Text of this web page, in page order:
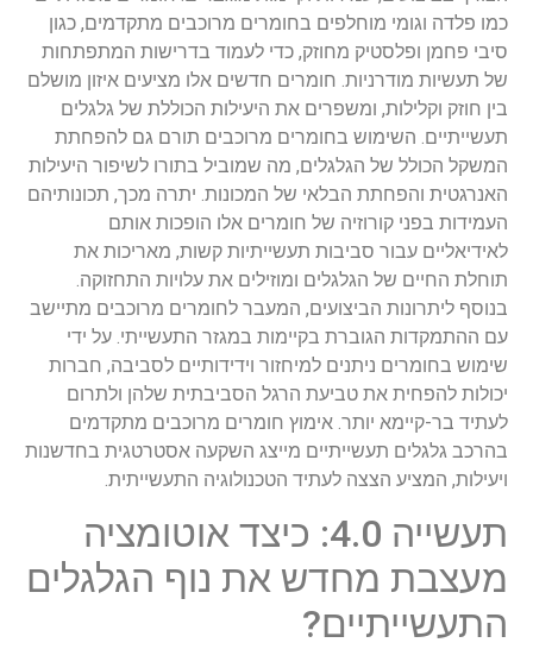
כמו פלדה וגומי מוחלפים בחומרים מרוכבים מתקדמים, כגון
סיבי פחמן ופלסטיק מחוזק, כדי לעמוד בדרישות המתפתחות
של תעשיות מודרניות. חומרים חדשים אלו מציעים איזון מושלם
בין חוזק וקלילות, ומשפרים את היעילות הכוללת של גלגלים
תעשייתיים. השימוש בחומרים מרוכבים תורם גם להפחתת
המשקל הכולל של הגלגלים, מה שמוביל בתורו לשיפור היעילות
האנרגטית והפחתת הבלאי של המכונות. יתרה מכך, תכונותיהם
העמידות בפני קורוזיה של חומרים אלו הופכות אותם
לאידיאליים עבור סביבות תעשייתיות קשות, מאריכות את
תוחלת החיים של הגלגלים ומוזילים את עלויות התחזוקה.
בנוסף ליתרונות הביצועים, המעבר לחומרים מרוכבים מתיישב
עם ההתמקדות הגוברת בקיימות במגזר התעשייתי. על ידי
שימוש בחומרים ניתנים למיחזור וידידותיים לסביבה, חברות
יכולות להפחית את טביעת הרגל הסביבתית שלהן ולתרום
לעתיד בר-קיימא יותר. אימוץ חומרים מרוכבים מתקדמים
בהרכב גלגלים תעשייתיים מייצג השקעה אסטרטגית בחדשנות
ויעילות, המציע הצצה לעתיד הטכנולוגיה התעשייתית.
תעשייה 4.0: כיצד אוטומציה
מעצבת מחדש את נוף הגלגלים
התעשייתיים?